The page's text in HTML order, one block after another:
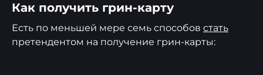
Как получить грин-карту
Есть по меньшей мере семь способов стать
претендентом на получение грин-карты: